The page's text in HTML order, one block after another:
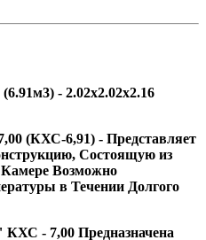
- 2.02х2.02х2.16
(КХС-6,91) - Представляет
Состоящую из
Возможно
в Течении Долгого
- 7,00 Предназначена